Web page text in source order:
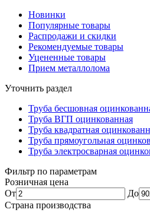
Новинки
Популярные товары
Распродажи и скидки
Рекомендуемые товары
Уцененные товары
Прием металлолома
Уточнить раздел
Труба бесшовная
Труба ВГП оцинкованная
Труба квадратная
Труба прямоугольная
Труба электросварная
Фильтр по параметрам
Розничная цена
От
До
Страна производства